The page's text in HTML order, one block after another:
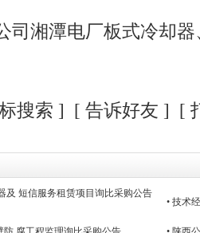
司湘潭电厂板式冷却
搜索 ] [ 告诉好友 ] [
及 短信服务租赁项目询比采购公告
• 技术